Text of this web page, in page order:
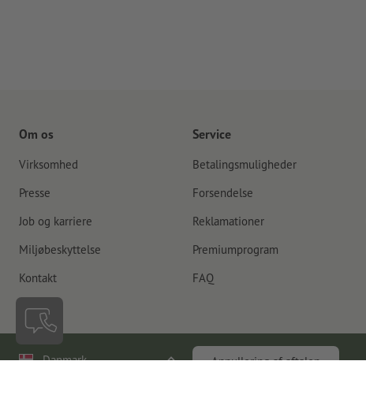
Om os
Virksomhed
Presse
Job og karriere
Miljøbeskyttelse
Kontakt
Service
Betalingsmuligheder
Forsendelse
Reklamationer
Premiumprogram
FAQ
Danmark Annullering af aftalen